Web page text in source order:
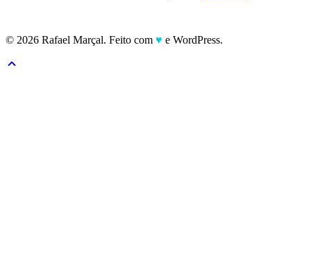
© 2026 Rafael Marçal. Feito com ♥ e WordPress.